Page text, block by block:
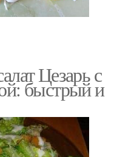
Цезарь с
быстрый и